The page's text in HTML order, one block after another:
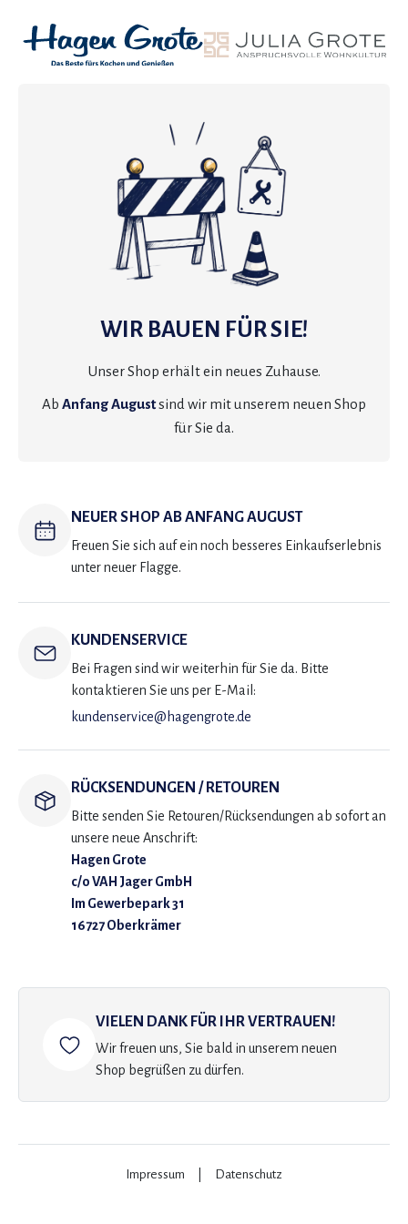
WIR BAUEN FÜR SIE!
Unser Shop erhält ein neues Zuhause.
Ab Anfang Augustsind wir mit unserem neuen Shop
für Sie da.
NEUER SHOP AB ANFANG AUGUST
Freuen Sie sich auf ein noch besseres Einkaufserlebnis
unter neuer Flagge.
KUNDENSERVICE
Bei Fragen sind wir weiterhin für Sie da. Bitte
kontaktieren Sie uns per E-Mail:
kundenservice@hagengrote.de
RÜCKSENDUNGEN / RETOUREN
Bitte senden Sie Retouren/Rücksendungen ab sofort an
unsere neue Anschrift:
Hagen Grote
c/o VAH Jager GmbH
Im Gewerbepark 31
16727 Oberkrämer
VIELEN DANK FÜR IHR VERTRAUEN!
Wir freuen uns, Sie bald in unserem neuen
Shop begrüßen zu dürfen.
Impressum Datenschutz